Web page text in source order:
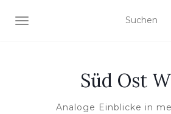
NAVIGATION UMSCHALTEN
Süd Ost
Analoge Einblicke in